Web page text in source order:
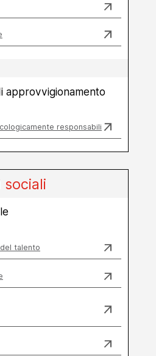
approvvigionamento
responsabili
talento